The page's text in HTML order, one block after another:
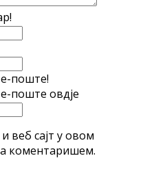
е-поште!
поште овдје
веб сајт у овом
коментаришем.